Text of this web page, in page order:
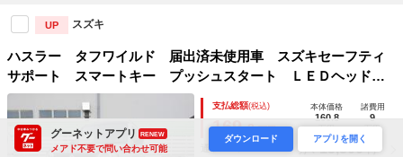
UP スズキ
ハスラー タフワイルド 届出済未使用車 スズキセーフティ
サポート スマートキー プッシュスタート ＬＥＤヘッドラ
イト ＬＥＤフォグランプ シートヒーター シートバックテ
ーブル ＵＳＢ電源 純正アルミホイール 禁煙車
支払総額(税込)
169.8万円
本体価格
160.8
万円
諸費用
9
万円
通常ローン 月々15,500円
グーネットアプリ RENEW
メアド不要で問い合わせ可能
ダウンロード アプリを開く